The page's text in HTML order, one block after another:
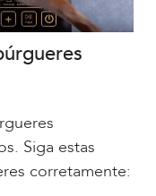
Siga estas
corretamente: